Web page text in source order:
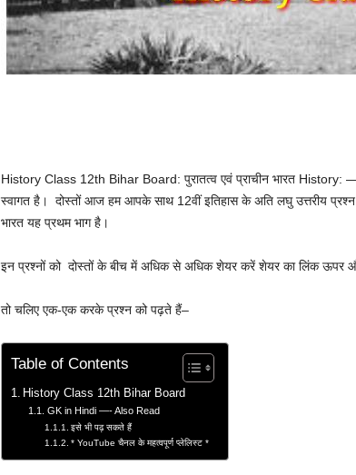
History Class 12th Bihar Board: पुरातत्व एवं प्राचीन भारत History:
स्वागत है। दोस्तों आज हम आपके साथ 12वीं इतिहास के अति लघु उत्तरीय प्रश्न
भारत यह प्रथम भाग है।
इन प्रश्नों को दोस्तों के बीच में अधिक से अधिक शेयर करें शेयर का लिंक ऊपर
तो चलिए एक-एक करके प्रश्न को पढ़ते हैं–
Table of Contents
History Class 12th Bihar Board
GK in Hindi —- Also Read
इसे भी पढ़ सकते हैं
* YouTube चैनल के महत्वपूर्ण प्लेलिस्ट *